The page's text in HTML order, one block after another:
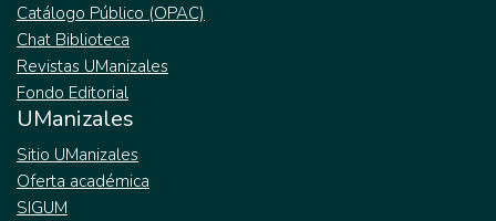
Catálogo Público (OPAC)
Chat Biblioteca
Revistas UManizales
Fondo Editorial
UManizales
Sitio UManizales
Oferta académica
SIGUM